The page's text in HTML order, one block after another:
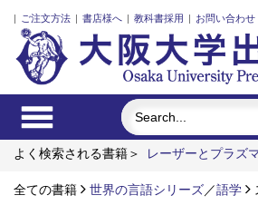
| ご注文方法 | 書店様へ | 教科書採用 | お問い合わせ
よく検索される書籍＞
レーザーとプラズ
素貯蔵材料の知的設計
リスク意思決定論
全ての書籍 世界の言語シリーズ／語学